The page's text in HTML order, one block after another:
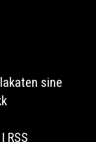
sine
| RSS